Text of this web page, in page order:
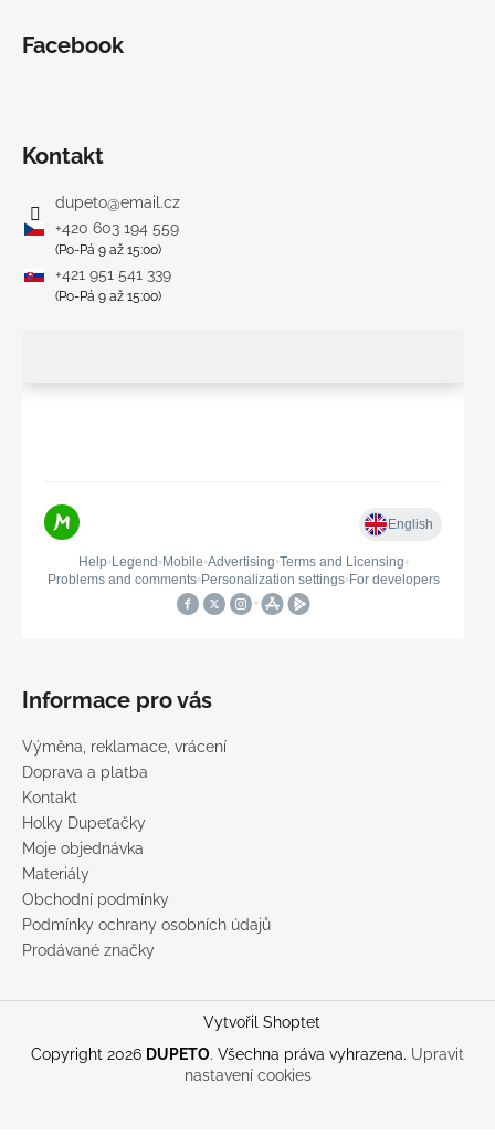
Facebook
Kontakt
dupeto@email.cz
+420 603 194 559
(Po-Pá 9 až 15:00)
+421 951 541 339
(Po-Pá 9 až 15:00)
Informace pro vás
Výměna, reklamace, vrácení
Doprava a platba
Kontakt
Holky Dupeťačky
Moje objednávka
Materiály
Obchodní podmínky
Podmínky ochrany osobních údajů
Prodávané značky
Vytvořil Shoptet
Copyright 2026 DUPETO. Všechna práva vyhrazena. Upravit
nastavení cookies